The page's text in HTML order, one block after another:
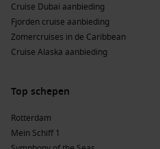
Punta Arenas,Chili
Dit is
cruises naar Antarctica.
maak een excursie naar het
National Park.
ter wereld. Ontdek het
Channel.
Cruise Dubai aanbieding
Fjorden cruise aanbieding
Zomercruises in de Caribbean
Cruise Alaska aanbieding
Top schepen
Rotterdam
Mein Schiff 1